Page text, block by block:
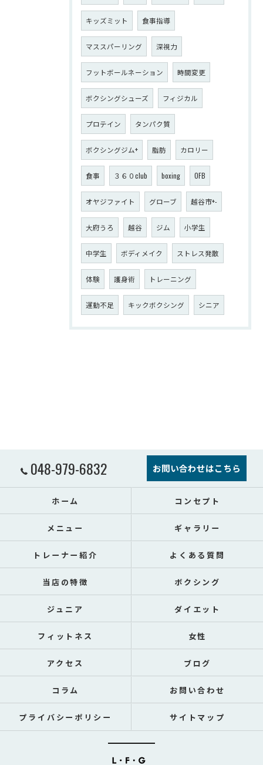
キッズミット 食事指導
マススパーリング 深視力
フットボールネーション 時間変更
ボクシングシューズ フィジカル
プロテイン タンパク質
ボクシングジム+ 脂肪 カロリー
食事 ３６０club boxing OFB
オヤジファイト グローブ 越谷市+-
大府うろ 越谷 ジム 小学生
中学生 ボディメイク ストレス発散
体験 護身術 トレーニング
運動不足 キックボクシング シニア
048-979-6832 お問い合わせはこちら
ホーム コンセプト
メニュー ギャラリー
トレーナー紹介 よくある質問
当店の特徴 ボクシング
ジュニア ダイエット
フィットネス 女性
アクセス ブログ
コラム お問い合わせ
プライバシーポリシー サイトマップ